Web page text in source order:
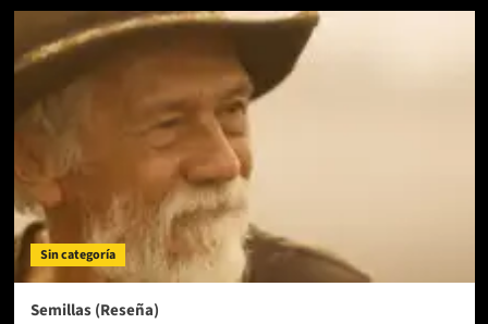
Sin categoría
Semillas (Reseña)